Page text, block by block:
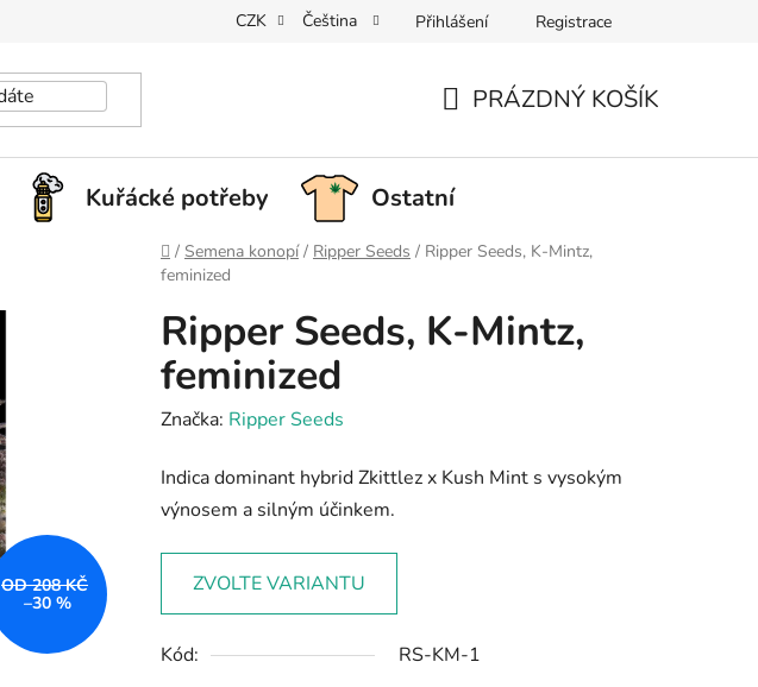
CZK Čeština Přihlášení Registrace
KOŠÍK
PRÁZDNÝ KOŠÍK
Kuřácké potřeby Ostatní
Domů
/ Semena konopí / Ripper Seeds / Ripper Seeds, K-Mintz,
feminized
Ripper Seeds, K-Mintz,
feminized
Značka: Ripper Seeds
Indica dominant hybrid Zkittlez x Kush Mint s vysokým
výnosem a silným účinkem.
ZVOLTE VARIANTU
Kód: RS-KM-1
OD 208 KČ
–30 %